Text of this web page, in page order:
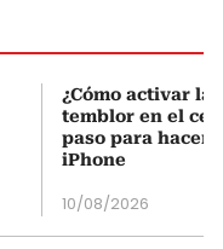
¿Cómo activar la
temblor en el
paso para
iPhone
10/08/2026